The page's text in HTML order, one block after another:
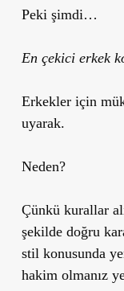
Peki şimdi…
En çekici erkek
Erkekler için
uyarak.
Neden?
Çünkü kurallar
şekilde doğru
stil konusunda
hakim olmanız